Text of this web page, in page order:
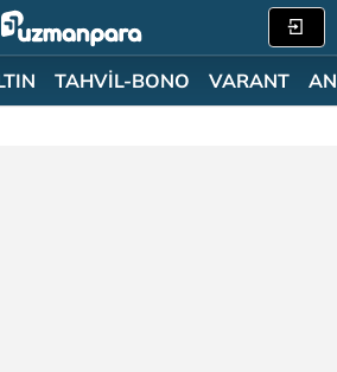
TAHVİL-BONO VARANT